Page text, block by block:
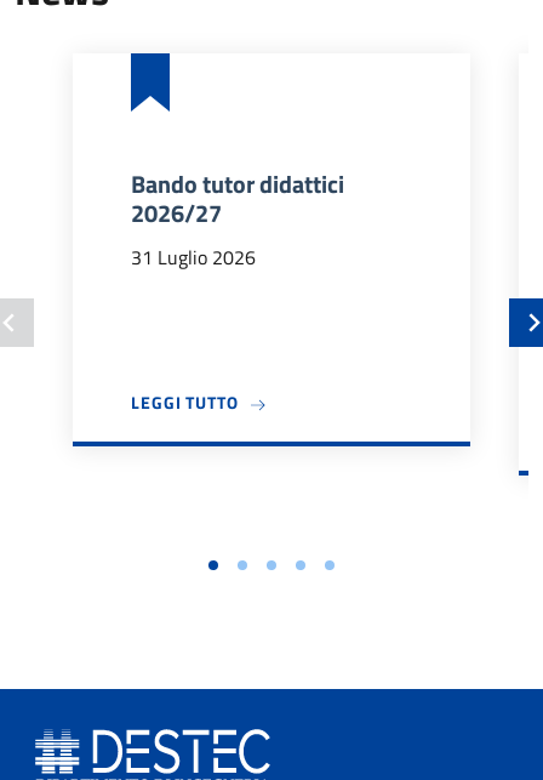
Bando tutor didattici
2026/27
31 Luglio 2026
LEGGI TUTTOA PROPOSITO DI BANDO TUTOR